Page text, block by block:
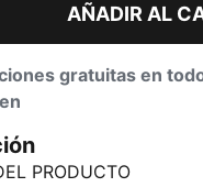
la lista de deseos
AÑADIR AL
gratuitas en
PRODUCTO